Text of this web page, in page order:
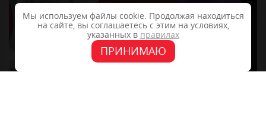
Мы используем файлы cookie. Продолжая находиться
на сайте, вы соглашаетесь с этим на условиях,
указанных в правилах
ПРИНИМАЮ